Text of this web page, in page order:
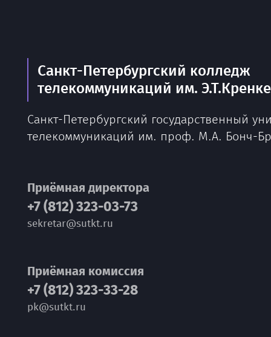
Санкт-Петербургский колледж
телекоммуникаций им.
Санкт-Петербургский государственный
телекоммуникаций им. проф. М.А. Бонч-
Приёмная директора
+7 (812) 323-03-73
sekretar@sutkt.ru
Приёмная комиссия
+7 (812) 323-33-28
pk@sutkt.ru